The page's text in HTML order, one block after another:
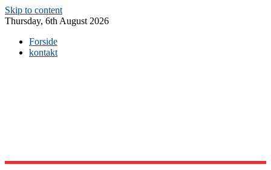
Skip to content
Thursday, 6th August 2026
Forside
kontakt